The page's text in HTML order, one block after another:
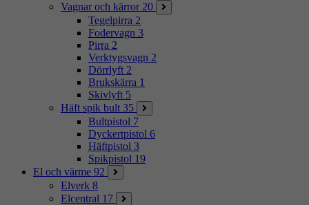
Vagnar och kärror 20
Tegelpirra 2
Fodervagn 3
Pirra 2
Verktygsvagn 2
Dörrlyft 2
Brukskärra 1
Skivlyft 5
Häft spik bult 35
Bultpistol 7
Dyckertpistol 6
Häftpistol 3
Spikpistol 19
El och värme 92
Elverk 8
Elcentral 17